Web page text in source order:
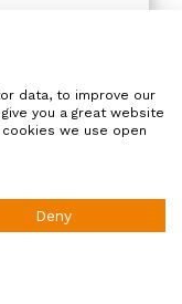
Bruxelles-
sociale
télétravail à
data, to improve our
you a great website
we use open
Deny